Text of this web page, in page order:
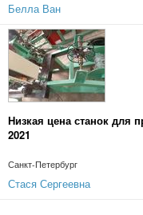
Белла Ван
Низкая цена станок для
2021
Санкт-Петербург
Стася Сергеевна